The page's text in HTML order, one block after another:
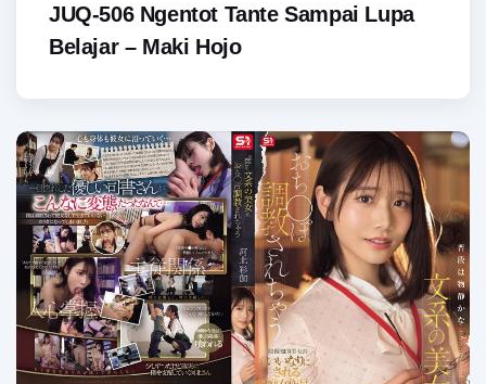
JUQ-506 Ngentot Tante Sampai Lupa
Belajar – Maki Hojo